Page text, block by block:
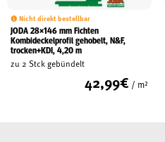
Nicht direkt bestellbar
JODA 28×146 mm Fichten
Kombideckelprofil gehobelt, N&F,
trocken+KDI, 4,20 m
zu 2 Stck gebündelt
42,99€ / m²